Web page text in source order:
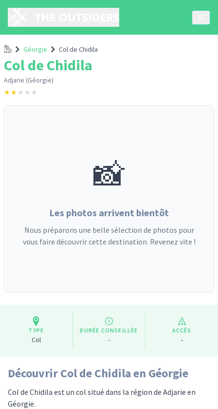
AccueilGéorgie Col de Chidila
Col de Chidila
Adjarie (Géorgie)
★★ ★ ★ ★
📸
Les photos arrivent bientôt
Nous préparons une belle sélection de photos pour
vous faire découvrir cette destination. Revenez vite !
TYPE
Col
DURÉE CONSEILLÉE
-
ACCÈS
-
Découvrir Col de Chidila en Géorgie
Col de Chidila est un col situé dans la région de Adjarie en
Géorgie.